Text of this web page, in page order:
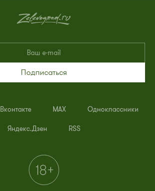
Подписаться
Вконтакте MAX Одноклассники
Яндекс.Дзен RSS